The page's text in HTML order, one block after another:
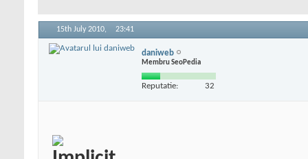
15th July 2010, 23:41
daniweb
Membru SeoPedia
Reputatie: 32